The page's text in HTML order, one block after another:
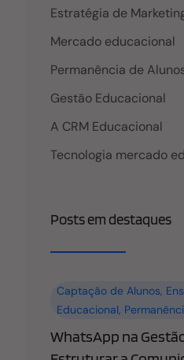
Estratégia de
Mercado educacional
Permanência de
Gestão Educacional
A CRM Educacional
Tecnologia mercado
Posts em destaques
Captação de Alunos,
Educacional,
WhatsApp na